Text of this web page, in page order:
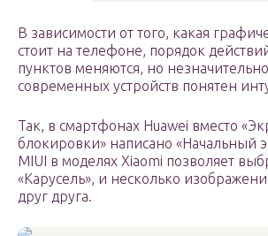
В зависимости от того, какая
стоит на телефоне, порядок
пунктов меняются, но
современных устройств понятен
Так, в смартфонах Huawei вместо
блокировки» написано «Начальный
MIUI в моделях Xiaomi позволяет
«Карусель», и несколько
друг друга.